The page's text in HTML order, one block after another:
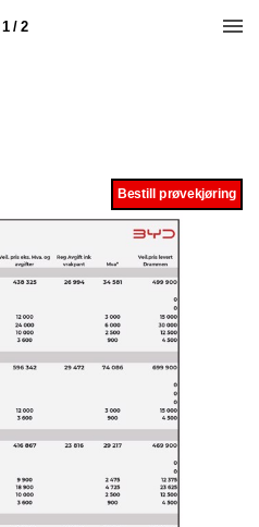
1 / 2
Bestill prøvekjøring